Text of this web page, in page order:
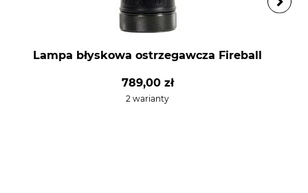
Lampa błyskowa ostrzegawcza Fireball
789,00 zł
2 warianty